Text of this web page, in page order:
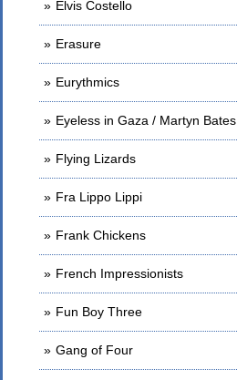
Elvis Costello
Erasure
Eurythmics
Eyeless in Gaza / Martyn Bates
Flying Lizards
Fra Lippo Lippi
Frank Chickens
French Impressionists
Fun Boy Three
Gang of Four